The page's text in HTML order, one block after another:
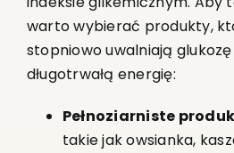
warto wybierać produkty,
stopniowo uwalniają
długotrwałą energię:
Pełnoziarniste
takie jak owsianka,